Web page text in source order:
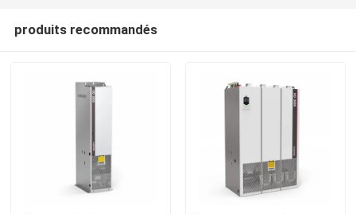
produits recommandés